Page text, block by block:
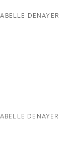
DENAYER
DENAYER